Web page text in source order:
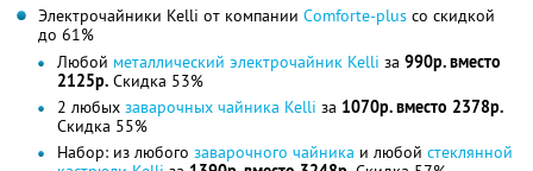
Электрочайники Kelli от компании Comforte-plus со скидкой
до 61%
Любой металлический электрочайник Kelli за 990р. вместо
2125р. Скидка 53%
2 любых заварочных чайника Kelli за 1070р. вместо 2378р.
Скидка 55%
Набор: из любого заварочного чайника и любой стеклянной